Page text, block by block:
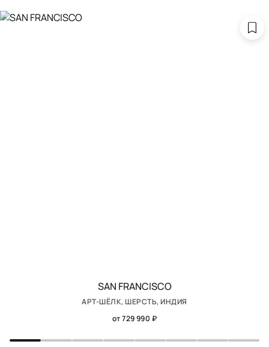
SAN FRANCISCO
АРТ-ШЁЛК, ШЕРСТЬ, ИНДИЯ
от 729 990 ₽